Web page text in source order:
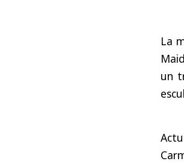
La
un